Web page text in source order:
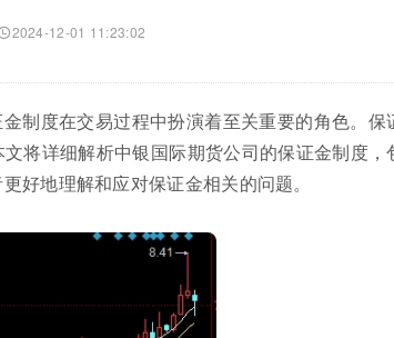
2024-12-01 11:23:02
制度在交易过程中扮演着至关重要的角色。保
将详细解析中银国际期货公司的保证金制度，
好地理解和应对保证金相关的问题。